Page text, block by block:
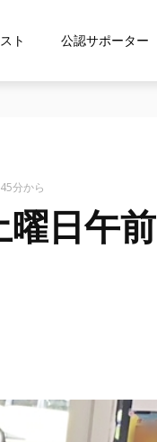
ト 公認サポーター
スト配信中！
分から
日午前